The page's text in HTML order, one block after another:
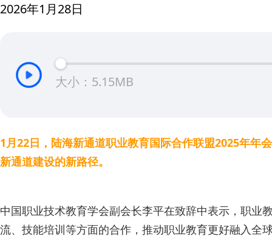
2026年1月28日
大小：5.15MB
1月22日，陆海新通道职业教育国际合作联盟2025年年
新通道建设的新路径。
中国职业技术教育学会副会长李平在致辞中表示，职业
流、技能培训等方面的合作，推动职业教育更好融入全